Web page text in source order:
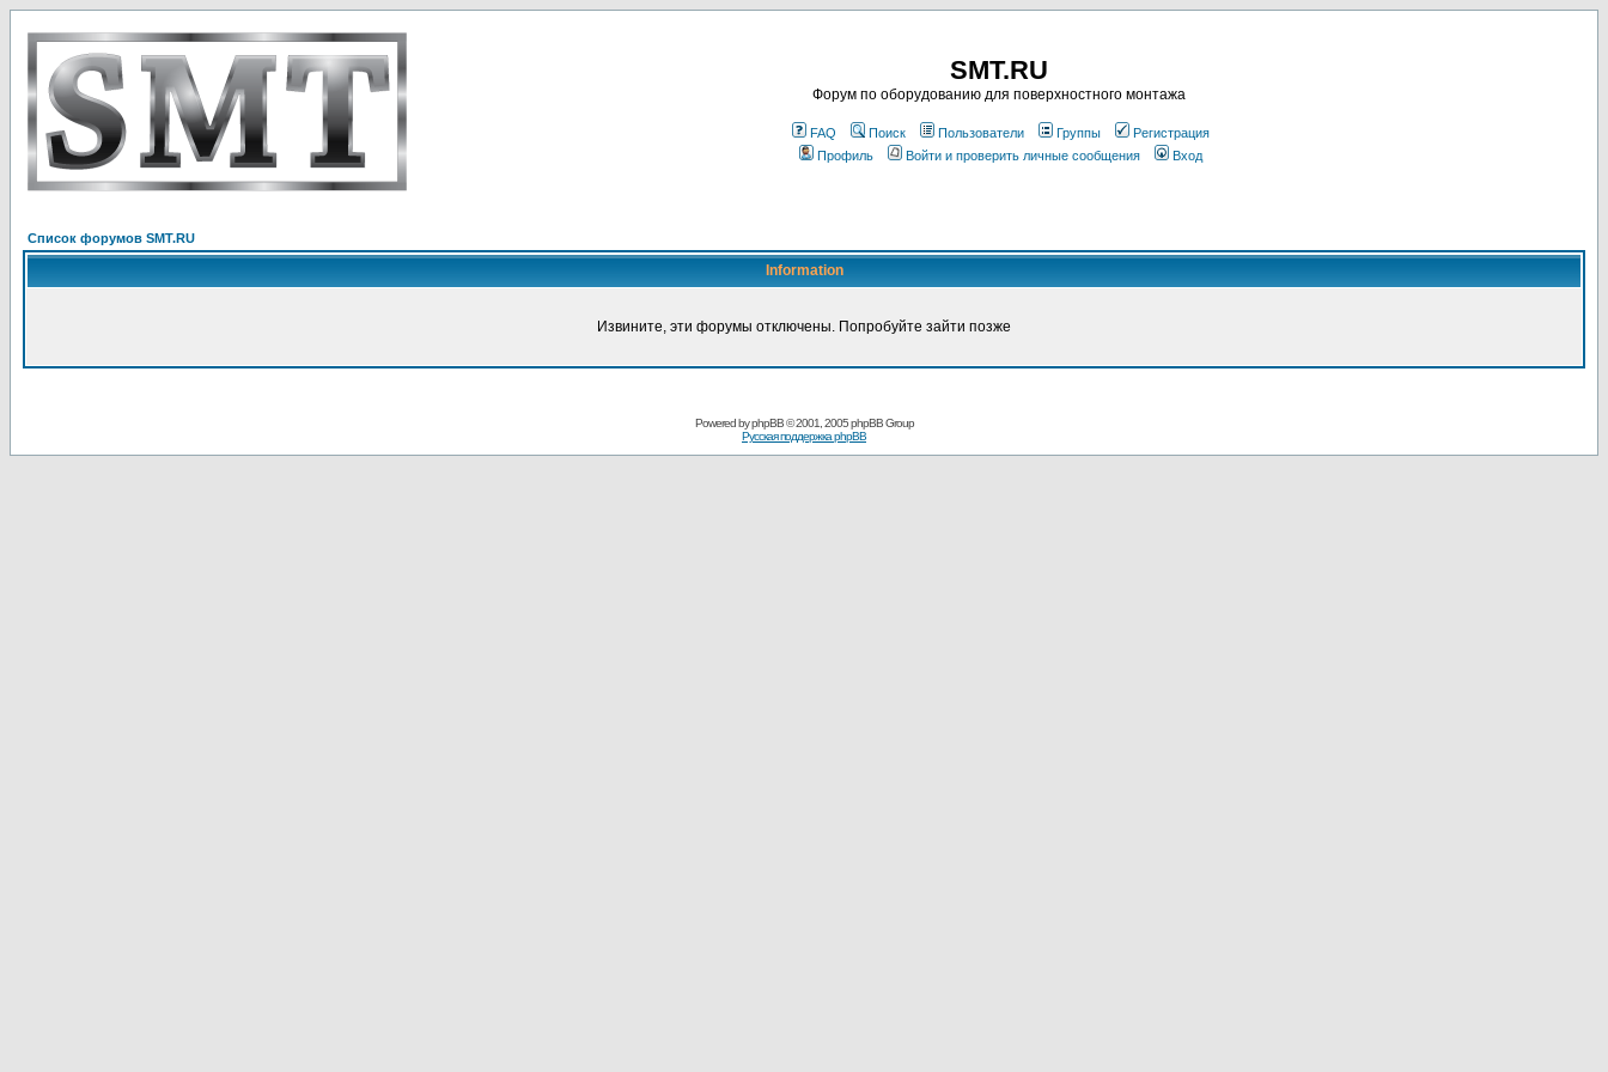
SMT.RU
Форум по оборудованию для поверхностного монтажа
FAQ Поиск Пользователи Группы
Регистрация
Профиль
Войти и проверить личные сообщения Вход
Список форумов SMT.RU
Information
Извините, эти форумы отключены. Попробуйте зайти позже
Powered byphpBB© 2001, 2005 phpBB Group
Русская поддержка phpBB